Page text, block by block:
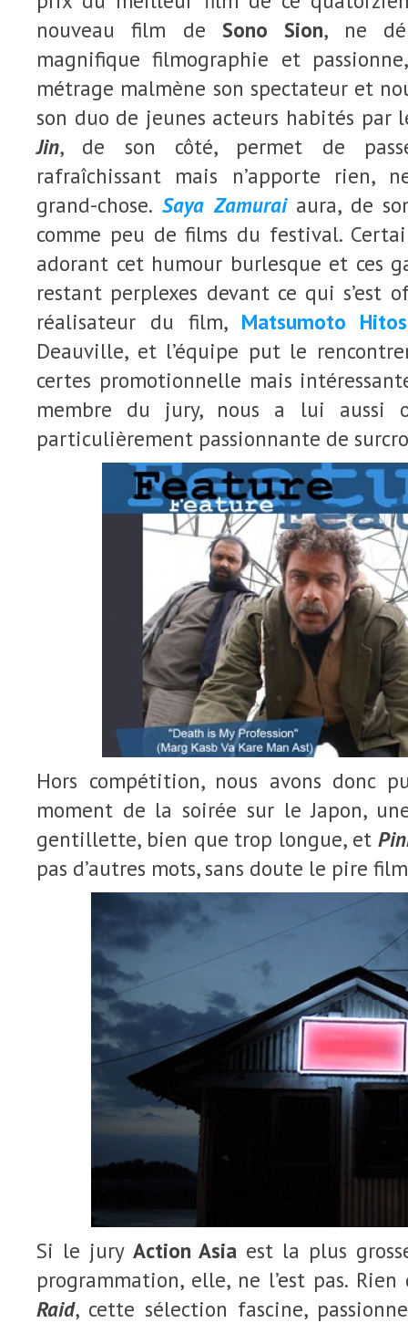
nouveau film de Sono Sion, ne
magnifique filmographie et
métrage malmène son spectateur et
son duo de jeunes acteurs habités par
Jin, de son côté, permet de
rafraîchissant mais n’apporte rien,
grand-chose. Saya Zamurai aura, de
comme peu de films du festival.
adorant cet humour burlesque et ces
restant perplexes devant ce qui s’est
réalisateur du film, Matsumoto
Deauville, et l’équipe put le
certes promotionnelle mais
membre du jury, nous a lui aussi
particulièrement passionnante de
Hors compétition, nous avons donc
moment de la soirée sur le Japon,
gentillette, bien que trop longue, et
pas d’autres mots, sans doute le pire
Si le jury Action Asia est la plus
programmation, elle, ne l’est pas.
Raid, cette sélection fascine,